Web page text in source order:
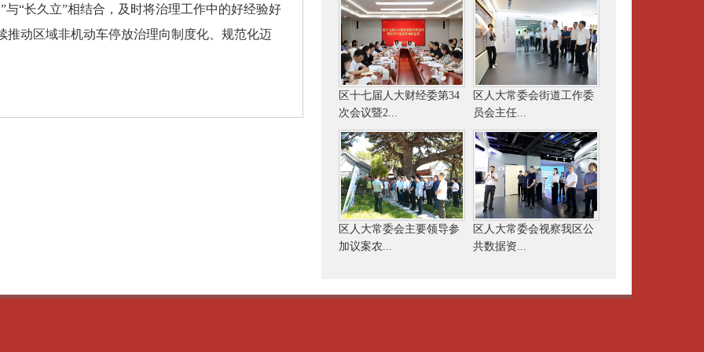
“长久立”相结合，及时将治理工作中的好经验好
动区域非机动车停放治理向制度化、规范化迈
区十七届人大财经委第34
次会议暨2...
区人大常委会街道工作委
员会主任...
区人大常委会主要领导参
加议案农...
区人大常委会视察我区公
共数据资...